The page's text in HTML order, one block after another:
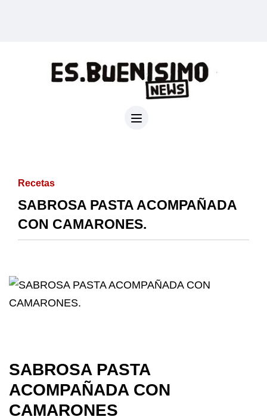
Recetas
SABROSA PASTA ACOMPAÑADA
CON CAMARONES.
SABROSA PASTA
ACOMPAÑADA CON
CAMARONES